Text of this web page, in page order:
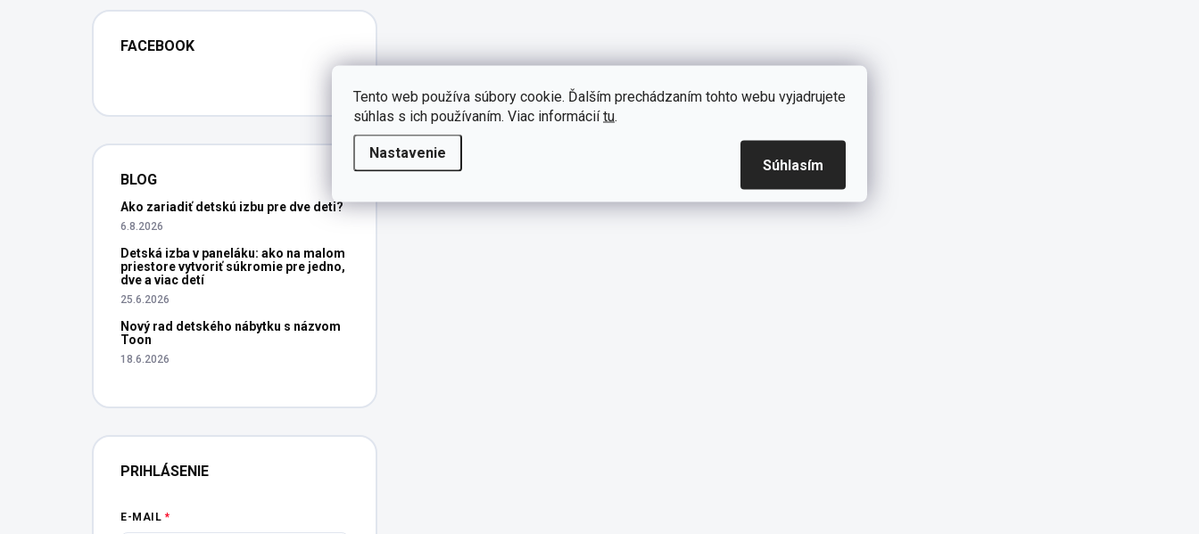
Tento web používa súbory cookie. Ďalším prechádzaním tohto webu vyjadrujete
súhlas s ich používaním. Viac informáciítu.
Nastavenie
Súhlasím
FACEBOOK
BLOG
Ako zariadiť detskú izbu pre dve deti?
6.8.2026
Detská izba v paneláku: ako na malom
priestore vytvoriť súkromie pre jedno,
dve a viac detí
25.6.2026
Nový rad detského nábytku s názvom
Toon
18.6.2026
PRIHLÁSENIE
E-MAIL